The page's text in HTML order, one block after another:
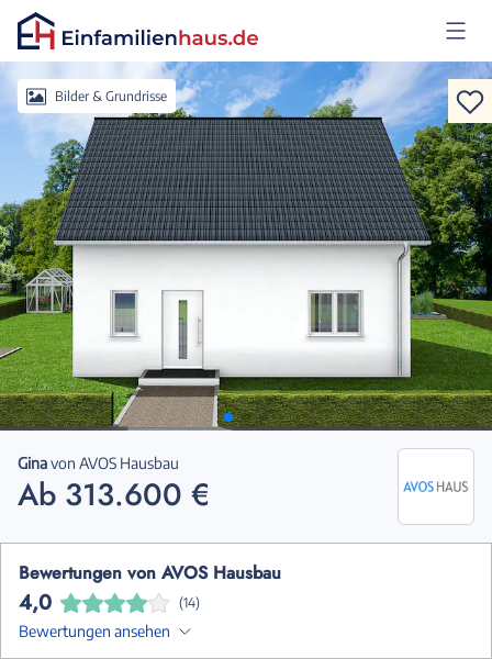
AnmeldenBilder & Grundrisse
Ginavon AVOS Hausbau
Ab 313.600 €
Bewertungen von AVOS Hausbau
4,0 (14)
Bewertungen ansehen